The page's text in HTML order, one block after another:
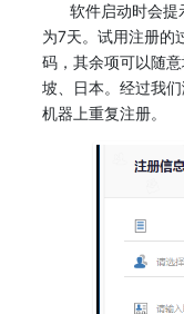
软件启动时会提
为7天。试用注册的
码，其余项可以随
坡、日本。经过我
机器上重复注册。